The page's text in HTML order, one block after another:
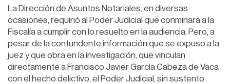
La Dirección de Asuntos Notariales, en diversas
ocasiones, requirió al Poder Judicial que conminara a la
Fiscalía a cumplir con lo resuelto en la audiencia. Pero, a
pesar de la contundente información que se expuso a la
juez y que obra en la investigación, que vinculan
directamente a Francisco Javier García Cabeza de Vaca
con el hecho delictivo, el Poder Judicial, sin sustento